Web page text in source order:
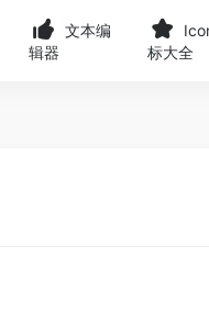
文本编
辑器
标大全